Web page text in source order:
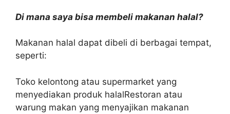
Di mana saya bisa membeli makanan halal?
Makanan halal dapat dibeli di berbagai tempat,
seperti:
Toko kelontong atau supermarket yang
menyediakan produk halalRestoran atau
warung makan yang menyajikan makanan